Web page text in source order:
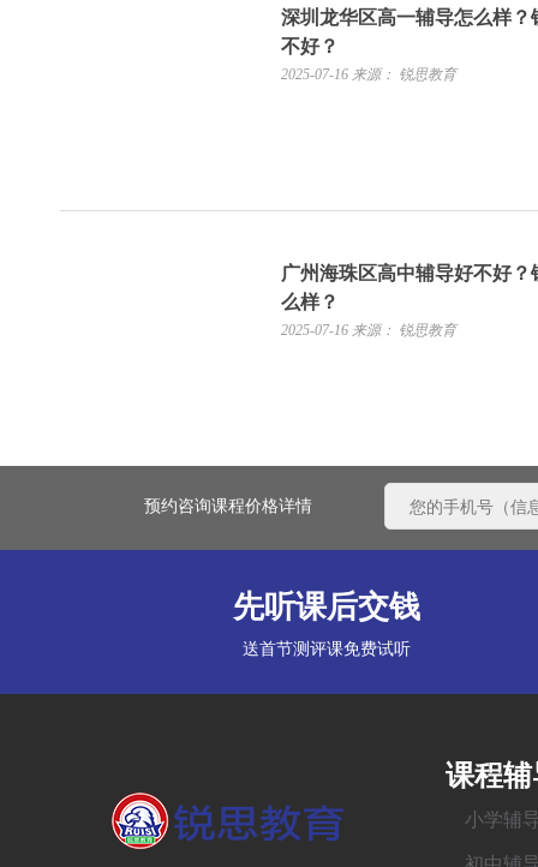
深圳龙华区高一辅导怎么样？
不好？
2025-07-16 来源： 锐思教育
广州海珠区高中辅导好不好？
么样？
2025-07-16 来源： 锐思教育
预约咨询课程价格详情
先听课后交钱
送首节测评课免费试听
课程辅
小学辅